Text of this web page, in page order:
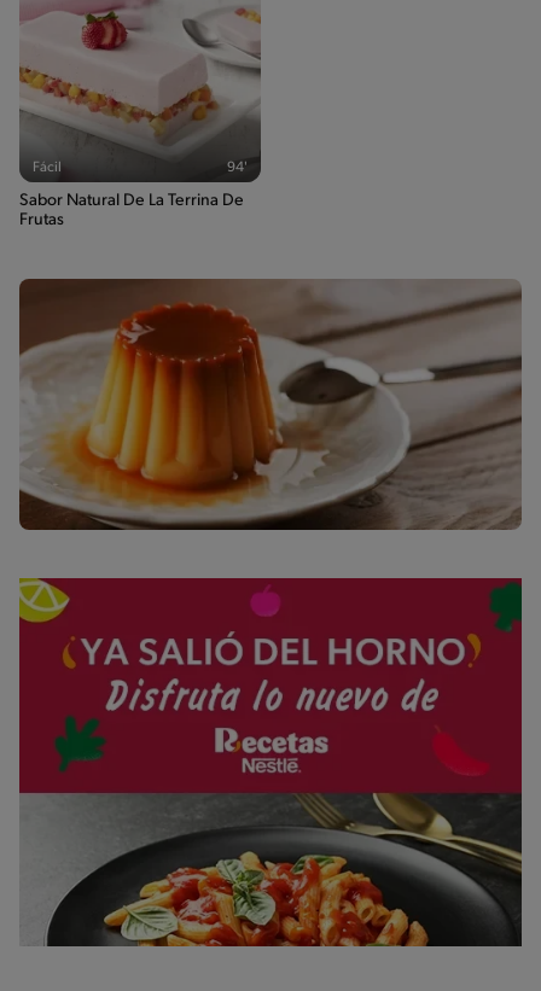
Fácil 94'
Sabor Natural De La Terrina De
Frutas